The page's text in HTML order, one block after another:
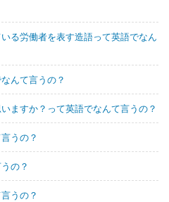
る労働者を表す造語って英語でなん
んて言うの？
ますか？って英語でなんて言うの？
うの？
の？
うの？